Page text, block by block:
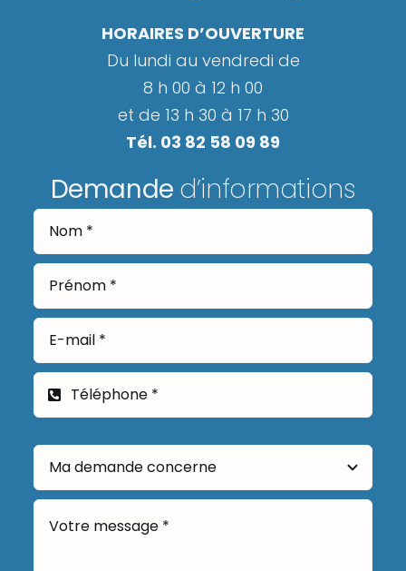
HORAIRES D’OUVERTURE
Du lundi au vendredi de
8 h 00 à 12 h 00
et de 13 h 30 à 17 h 30
Tél. 03 82 58 09 89
Demande d’informations